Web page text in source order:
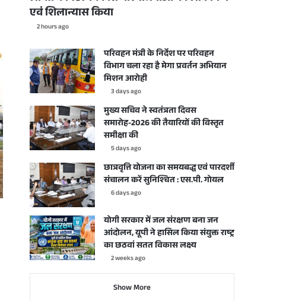
एवं शिलान्यास किया
2 hours ago
परिवहन मंत्री के निर्देश पर परिवहन
विभाग चला रहा है मेगा प्रवर्तन अभियान
मिशन आरोही
3 days ago
मुख्य सचिव ने स्वतंत्रता दिवस
समारोह-2026 की तैयारियों की विस्तृत
समीक्षा की
5 days ago
छात्रवृत्ति योजना का समयबद्ध एवं पारदर्शी
संचालन करें सुनिश्चित : एस.पी. गोयल
6 days ago
योगी सरकार में जल संरक्षण बना जन
आंदोलन, यूपी ने हासिल किया संयुक्त राष्ट्र
का छठवां सतत विकास लक्ष्य
2 weeks ago
Show More